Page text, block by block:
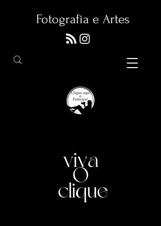
Fotografia e Artes